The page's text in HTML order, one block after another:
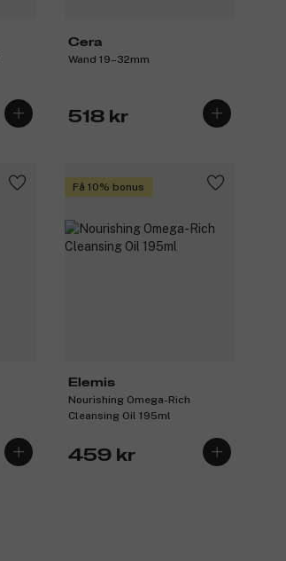
Cera
Wand 19–32mm
518 kr
Få 10% bonus
Elemis
Nourishing Omega-Rich
Cleansing Oil 195ml
459 kr